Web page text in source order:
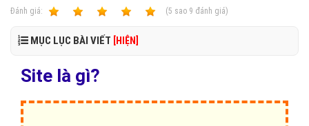
Ðánh giá:
(5 sao 9 đánh giá)
MỤC LỤC BÀI VIẾT [HIỆN]
Site là gì?